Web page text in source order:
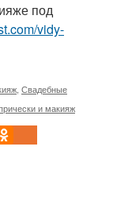
под
vidy-
, Свадебные
и макияж